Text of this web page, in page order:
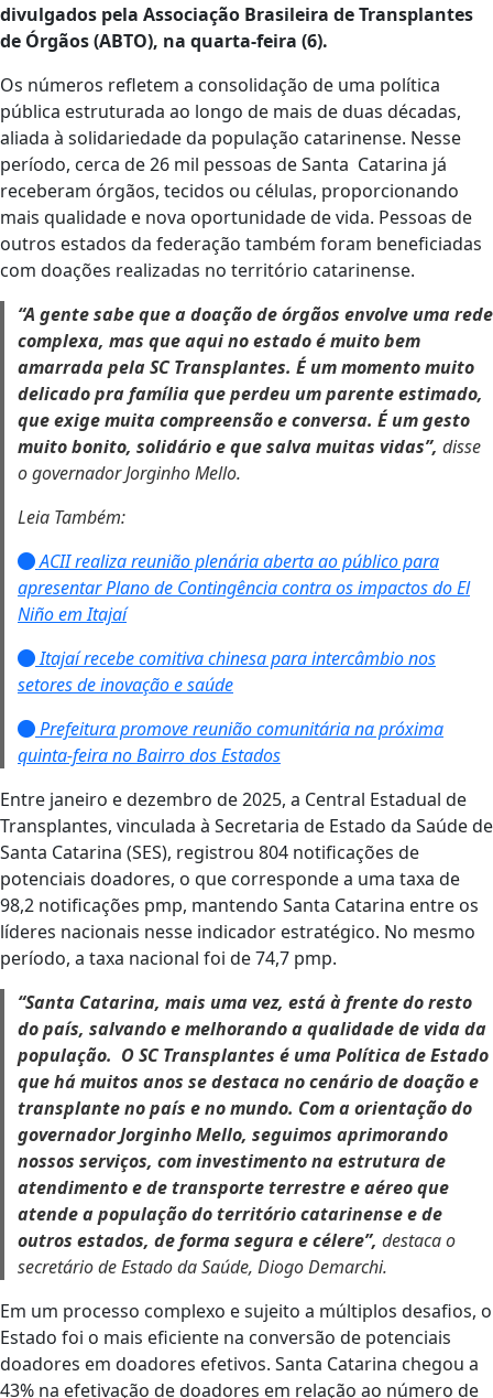
divulgados pela Associação Brasileira de Transplantes
de Órgãos (ABTO), na quarta-feira (6).
Os números refletem a consolidação de uma política
pública estruturada ao longo de mais de duas décadas,
aliada à solidariedade da população catarinense. Nesse
período, cerca de 26 mil pessoas de Santa Catarina já
receberam órgãos, tecidos ou células, proporcionando
mais qualidade e nova oportunidade de vida. Pessoas de
outros estados da federação também foram beneficiadas
com doações realizadas no território catarinense.
“A gente sabe que a doação de órgãos envolve uma rede
complexa, mas que aqui no estado é muito bem
amarrada pela SC Transplantes. É um momento muito
delicado pra família que perdeu um parente estimado,
que exige muita compreensão e conversa. É um gesto
muito bonito, solidário e que salva muitas vidas”, disse
o governador Jorginho Mello.
Leia Também:
ACII realiza reunião plenária aberta ao público para
apresentar Plano de Contingência contra os impactos do El
Niño em Itajaí
Itajaí recebe comitiva chinesa para intercâmbio nos
setores de inovação e saúde
Prefeitura promove reunião comunitária na próxima
quinta-feira no Bairro dos Estados
Entre janeiro e dezembro de 2025, a Central Estadual de
Transplantes, vinculada à Secretaria de Estado da Saúde de
Santa Catarina (SES), registrou 804 notificações de
potenciais doadores, o que corresponde a uma taxa de
98,2 notificações pmp, mantendo Santa Catarina entre os
líderes nacionais nesse indicador estratégico. No mesmo
período, a taxa nacional foi de 74,7 pmp.
“Santa Catarina, mais uma vez, está à frente do resto
do país, salvando e melhorando a qualidade de vida da
população. O SC Transplantes é uma Política de Estado
que há muitos anos se destaca no cenário de doação e
transplante no país e no mundo. Com a orientação do
governador Jorginho Mello, seguimos aprimorando
nossos serviços, com investimento na estrutura de
atendimento e de transporte terrestre e aéreo que
atende a população do território catarinense e de
outros estados, de forma segura e célere”, destaca o
secretário de Estado da Saúde, Diogo Demarchi.
Em um processo complexo e sujeito a múltiplos desafios, o
Estado foi o mais eficiente na conversão de potenciais
doadores em doadores efetivos. Santa Catarina chegou a
43% na efetivação de doadores em relação ao número de